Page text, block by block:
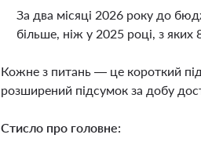
За два місяці 2026 року до
більше, ніж у 2025 році, з
Кожне з питань — це короткий
розширений підсумок за добу
Стисло про головне: